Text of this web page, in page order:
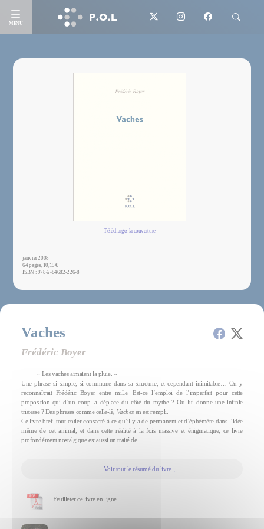
MENU
Télécharger la couverture
janvier 2008
64 pages, 10,15 €
ISBN : 978-2-84682-226-8
Vaches
Frédéric Boyer
« Les vaches aimaient la pluie. »
Une phrase si simple, si commune dans sa structure, et cependant inimitable… On y
reconnaîtrait Frédéric Boyer entre mille. Est-ce l’emploi de l’imparfait pour cette
proposition qui d’un coup la déplace du côté du mythe ? Ou lui donne une infinie
tristesse ? Des phrases comme celle-là, Vachesen est rempli.
Ce livre bref, tout entier consacré à ce qu’il y a de permanent et d’éphémère dans l’idée
même de cet animal, et dans cette réalité à la fois massive et énigmatique, ce livre
profondément nostalgique est aussi un traité de...
Voir tout le résumé du livre ↓
Feuilleter ce livre en ligne